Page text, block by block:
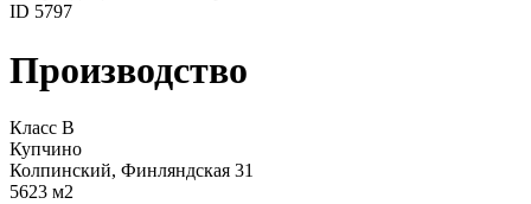
ID 5797
Производство
Класс B
Купчино
Колпинский, Финляндская 31
5623 м2